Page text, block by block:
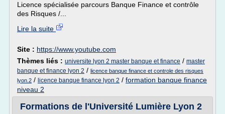
Licence spécialisée parcours Banque Finance et contrôle
des Risques /...
Lire la suite
Site : https://www.youtube.com
Thèmes liés : universite lyon 2 master banque et finance / master
banque et finance lyon 2 / licence banque finance et controle des risques
lyon.2 / licence banque finance lyon 2 / formation banque finance
niveau 2
Formations de l'Université Lumière Lyon 2